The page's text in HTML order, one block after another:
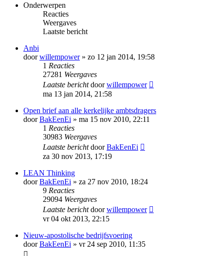
Onderwerpen
Reacties
Weergaves
Laatste bericht
Anbi
doorwillempower» zo 12 jan 2014, 19:58
1 Reacties
27281 Weergaves
Laatste berichtdoorwillempower
ma 13 jan 2014, 21:58
Open brief aan alle kerkelijke ambtsdragers
doorBakEenEi » ma 15 nov 2010, 22:11
1 Reacties
30983 Weergaves
Laatste berichtdoorBakEenEi
za 30 nov 2013, 17:19
LEAN Thinking
doorBakEenEi » za 27 nov 2010, 18:24
9 Reacties
29094 Weergaves
Laatste berichtdoorwillempower
vr 04 okt 2013, 22:15
Nieuw-apostolische bedrijfsvoering
doorBakEenEi » vr 24 sep 2010, 11:35